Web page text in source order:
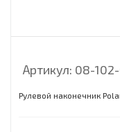
Артикул: 08-
Рулевой наконечник